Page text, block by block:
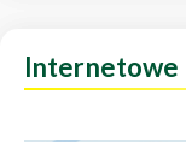
Internetowe